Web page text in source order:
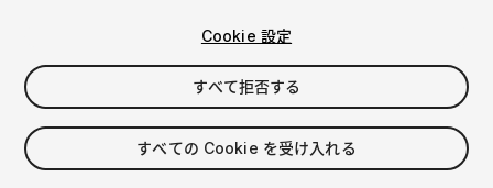
$4.99
消費税は決済時に計算されます
Cookie 設定
すべて拒否する
すべての Cookie を受け入れる